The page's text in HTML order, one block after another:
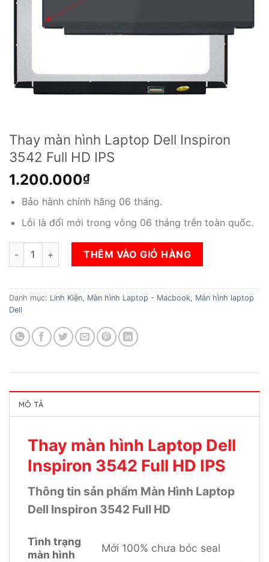
Thay màn hình Laptop Dell Inspiron
3542 Full HD IPS
1.200.000₫
Bảo hành chính hãng 06 tháng.
Lỗi là đổi mới trong vòng 06 tháng trên toàn quốc.
Thay màn hình Laptop Dell Inspiron 3542 Full HD IPS số lượng
THÊM VÀO GIỎ HÀNG
Danh mục: Linh Kiện, Màn hình Laptop - Macbook, Màn hình laptop
Dell
MÔ TẢ
Thay màn hình Laptop Dell
Inspiron 3542 Full HD IPS
Thông tin sản phẩm Màn Hình Laptop
Dell Inspiron 3542 Full HD
Tình trạng
màn hình
Mới 100% chưa bóc seal